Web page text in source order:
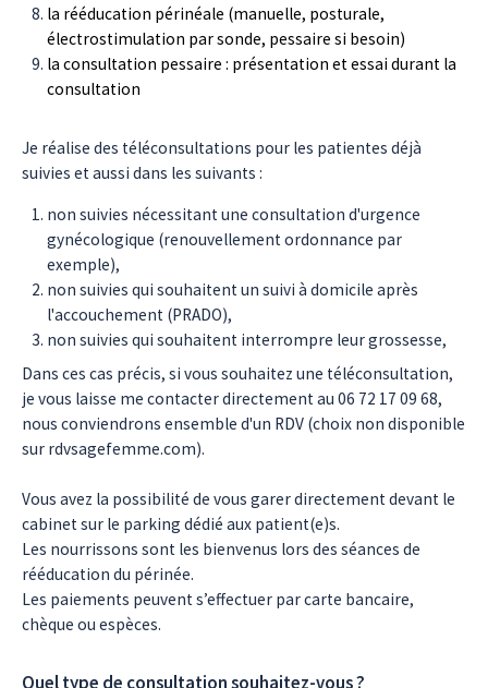
la rééducation périnéale (manuelle, posturale,
électrostimulation par sonde, pessaire si besoin)
la consultation pessaire : présentation et essai durant la
consultation
Je réalise des téléconsultations pour les patientes déjà
suivies et aussi dans les suivants :
non suivies nécessitant une consultation d'urgence
gynécologique (renouvellement ordonnance par
exemple),
non suivies qui souhaitent un suivi à domicile après
l'accouchement (PRADO),
non suivies qui souhaitent interrompre leur grossesse,
Dans ces cas précis, si vous souhaitez une téléconsultation,
je vous laisse me contacter directement au 06 72 17 09 68,
nous conviendrons ensemble d'un RDV (choix non disponible
sur rdvsagefemme.com).
Vous avez la possibilité de vous garer directement devant le
cabinet sur le parking dédié aux patient(e)s.
Les nourrissons sont les bienvenus lors des séances de
rééducation du périnée.
Les paiements peuvent s’effectuer par carte bancaire,
chèque ou espèces.
Quel type de consultation souhaitez-vous ?